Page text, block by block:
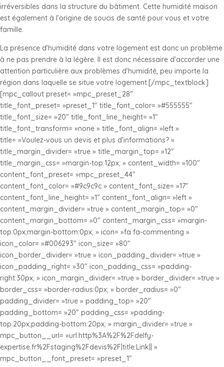
irréversibles dans la structure du bâtiment. Cette humidité maison
est également à l’origine de soucis de santé pour vous et votre
famille.
La présence d’humidité dans votre logement est donc un problème
à ne pas prendre à la légère. Il est donc nécessaire d’accorder une
attention particulière aux problèmes d’humidité, peu importe la
région dans laquelle se situe votre logement.[/mpc_textblock]
[mpc_callout preset= »mpc_preset_28″
title_font_preset= »preset_1″ title_font_color= »#555555″
title_font_size= »20″ title_font_line_height= »1″
title_font_transform= »none » title_font_align= »left »
title= »Voulez-vous un devis et plus d’informations? »
title_margin_divider= »true » title_margin_top= »12″
title_margin_css= »margin-top:12px; » content_width= »100″
content_font_preset= »mpc_preset_44″
content_font_color= »#9c9c9c » content_font_size= »17″
content_font_line_height= »1″ content_font_align= »left »
content_margin_divider= »true » content_margin_top= »0″
content_margin_bottom= »0″ content_margin_css= »margin-
top:0px;margin-bottom:0px; » icon= »fa fa-commenting »
icon_color= »#006293″ icon_size= »80″
icon_border_divider= »true » icon_padding_divider= »true »
icon_padding_right= »30″ icon_padding_css= »padding-
right:30px; » icon_margin_divider= »true » border_divider= »true »
border_css= »border-radius:0px; » border_radius= »0″
padding_divider= »true » padding_top= »20″
padding_bottom= »20″ padding_css= »padding-
top:20px;padding-bottom:20px; » margin_divider= »true »
mpc_button__url= »url:http%3A%2F%2Fdelfy-
expertise.fr%2Fstaging%2Fdevis%2F|title:Link|| »
mpc_button__font_preset= »preset_1″